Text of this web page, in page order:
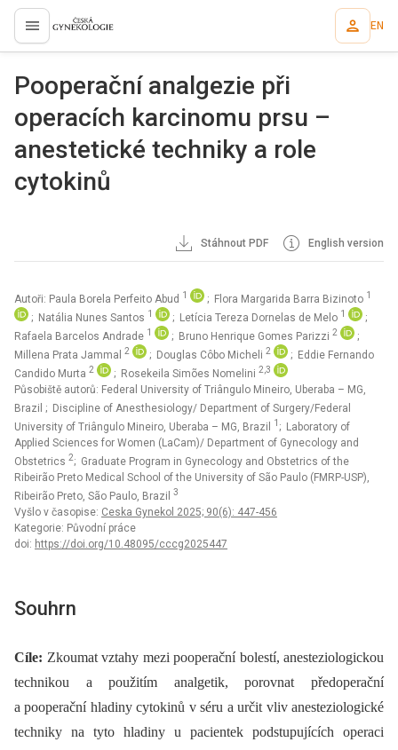
proLékaře.cz EN
Pooperační analgezie při
operacích karcinomu prsu –
anestetické techniky a role
cytokinů
Stáhnout PDF English version
Autoři: Paula Borela Perfeito Abud 1 ; Flora Margarida Barra Bizinoto 1
; Natália Nunes Santos 1 ; Letícia Tereza Dornelas de Melo 1
;
Rafaela Barcelos Andrade 1 ; Bruno Henrique Gomes Parizzi 2
;
Millena Prata Jammal
2 ; Douglas Côbo Micheli 2
; Eddie Fernando
Candido Murta 2 ; Rosekeila Simões Nomelini 2,3
Působiště autorů: Federal University of Triângulo Mineiro, Uberaba – MG,
Brazil ; Discipline of Anesthesiology/ Department of Surgery/Federal
University of Triângulo Mineiro, Uberaba – MG, Brazil
1 ; Laboratory of
Applied Sciences for Women (LaCam)/ Department of Gynecology and
Obstetrics 2; Graduate Program in Gynecology and Obstetrics of the
Ribeirão Preto Medical School of the University of São Paulo (FMRP-USP),
Ribeirão Preto, São Paulo, Brazil
3
Vyšlo v časopise: Ceska Gynekol 2025; 90(6): 447-456
Kategorie: Původní práce
doi: https://doi.org/10.48095/cccg2025447
Souhrn
Cíle: Zkoumat vztahy mezi pooperační bolestí, anesteziologickou
technikou a použitím analgetik, porovnat předoperační
a pooperační hladiny cytokinů v séru a určit vliv anesteziologické
techniky na tyto hladiny u pacientek podstupujících operaci